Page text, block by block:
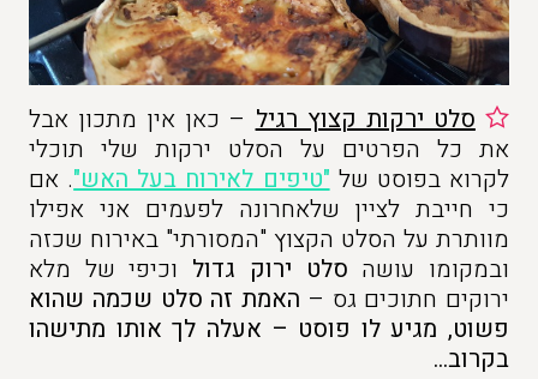
סלט ירקות קצוץ רגיל– כאן אין מתכון אבל
את כל הפרטים על הסלט ירקות שלי תוכלי
לקרוא בפוסט של"טיפים לאירוח בעל האש". אם
כי חייבת לציין שלאחרונה לפעמים אני אפילו
מוותרת על הסלט הקצוץ "המסורתי" באירוח שכזה
ובמקומו עושה סלט ירוק גדול וכיפי של מלא
ירוקים חתוכים גס – האמת זה סלט שכמה שהוא
פשוט, מגיע לו פוסט – אעלה לך אותו מתישהו
בקרוב…